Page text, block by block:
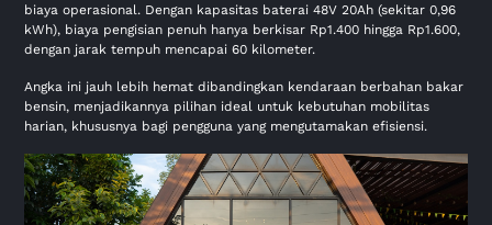
biaya operasional. Dengan kapasitas baterai 48V 20Ah (sekitar 0,96
kWh), biaya pengisian penuh hanya berkisar Rp1.400 hingga Rp1.600,
dengan jarak tempuh mencapai 60 kilometer.
Angka ini jauh lebih hemat dibandingkan kendaraan berbahan bakar
bensin, menjadikannya pilihan ideal untuk kebutuhan mobilitas
harian, khususnya bagi pengguna yang mengutamakan efisiensi.